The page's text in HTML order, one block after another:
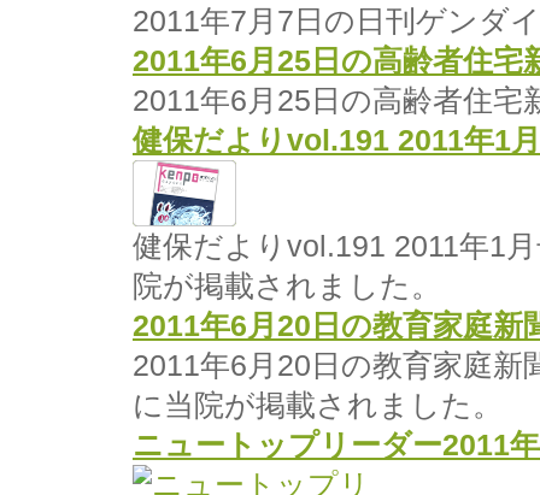
2011年7月7日の日刊ゲンダ
2011年6月25日の高齢者住宅
2011年6月25日の高齢者住
健保だよりvol.191 2011年1
健保だよりvol.191 2011年1
院が掲載されました。
2011年6月20日の教育家庭新
2011年6月20日の教育家庭
に当院が掲載されました。
ニュートップリーダー2011